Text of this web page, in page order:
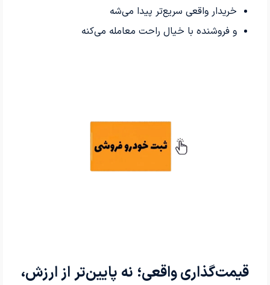
خریدار واقعی سریع‌تر پیدا می‌شه
و فروشنده با خیال راحت معامله می‌کنه
قیمت‌گذاری واقعی؛ نه پایین‌تر از ارزش،